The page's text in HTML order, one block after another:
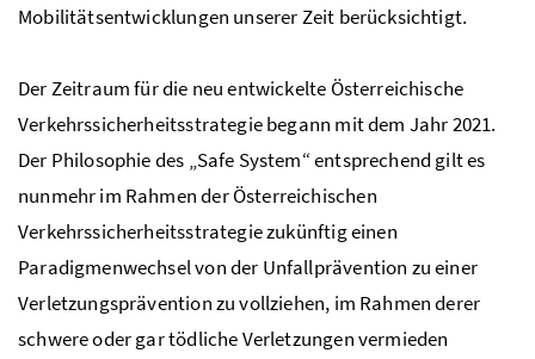
Mobilitätsentwicklungen unserer Zeit berücksichtigt.
Der Zeitraum für die neu entwickelte Österreichische
Verkehrssicherheitsstrategie begann mit dem Jahr 2021.
Der Philosophie des „Safe System“ entsprechend gilt es
nunmehr im Rahmen der Österreichischen
Verkehrssicherheitsstrategie zukünftig einen
Paradigmenwechsel von der Unfallprävention zu einer
Verletzungsprävention zu vollziehen, im Rahmen derer
schwere oder gar tödliche Verletzungen vermieden